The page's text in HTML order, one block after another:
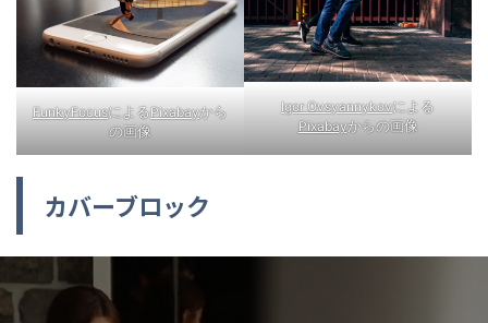
FunkyFocusによるPixabayから
の画像
Igor Ovsyannykovによる
Pixabayからの画像
カバーブロック